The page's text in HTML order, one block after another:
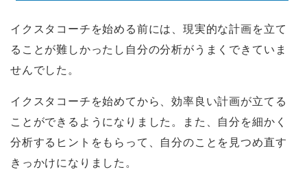
イクスタコーチを始める前には、現実的な計画を立て
ることが難しかったし自分の分析がうまくできていま
せんでした。
イクスタコーチを始めてから、効率良い計画が立てる
ことができるようになりました。また、自分を細かく
分析するヒントをもらって、自分のことを見つめ直す
きっかけになりました。